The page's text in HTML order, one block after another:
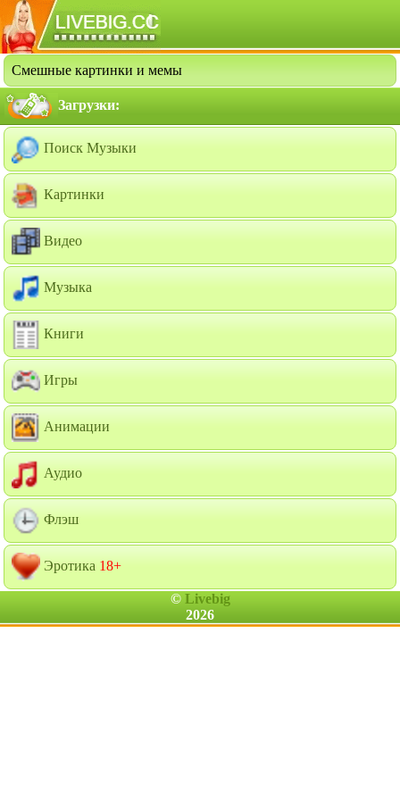
Смешные картинки и мемы
Загрузки:
Поиск Музыки
Картинки
Видео
Музыка
Книги
Игры
Анимации
Аудио
Флэш
Эротика 18+
© Livebig
2026